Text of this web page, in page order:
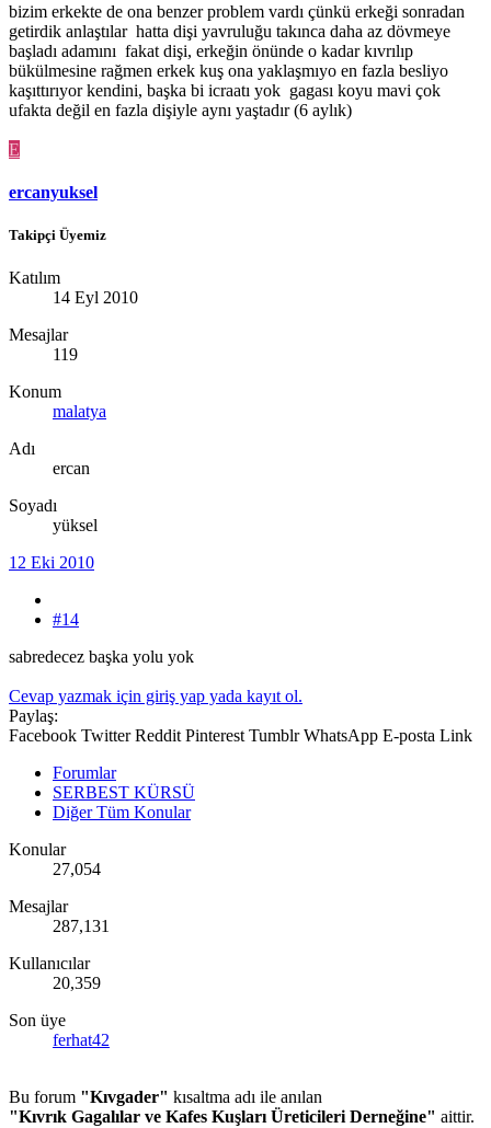
bizim erkekte de ona benzer problem vardı çünkü erkeği sonradan
getirdik anlaştılar hatta dişi yavruluğu takınca daha az dövmeye
başladı adamını fakat dişi, erkeğin önünde o kadar kıvrılıp
bükülmesine rağmen erkek kuş ona yaklaşmıyo en fazla besliyo
kaşıttırıyor kendini, başka bi icraatı yok gagası koyu mavi çok
ufakta değil en fazla dişiyle aynı yaştadır (6 aylık)
E
ercanyuksel
Takipçi Üyemiz
Katılım
14 Eyl 2010
Mesajlar
119
Konum
malatya
Adı
ercan
Soyadı
yüksel
12 Eki 2010
#14
sabredecez başka yolu yok
Cevap yazmak için giriş yap yada kayıt ol.
Paylaş:
Facebook Twitter Reddit Pinterest Tumblr WhatsApp E-posta Link
Forumlar
SERBEST KÜRSÜ
Diğer Tüm Konular
Konular
27,054
Mesajlar
287,131
Kullanıcılar
20,359
Son üye
ferhat42
Bu forum "Kıvgader" kısaltma adı ile anılan
"Kıvrık Gagalılar ve Kafes Kuşları Üreticileri Derneğine" aittir.